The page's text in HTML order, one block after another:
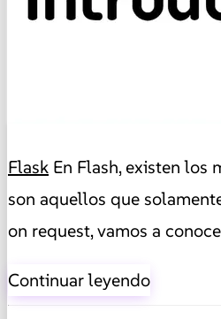
Flask En Flash, existen los
son aquellos que
on request, vamos a
Continuar leyendo